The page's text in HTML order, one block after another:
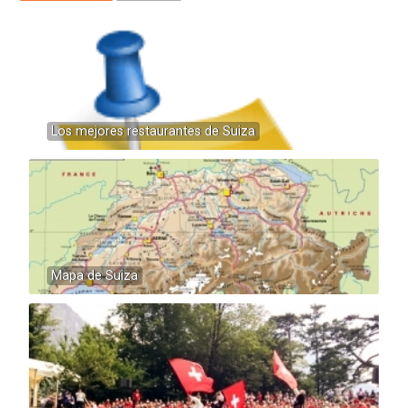
Los mejores restaurantes de Suiza
Mapa de Suiza